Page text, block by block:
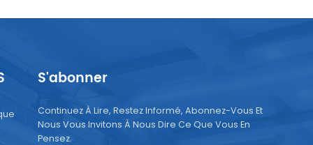
S'abonner
Continuez À Lire, Restez Informé, Abonnez-Vous Et
Nous Vous Invitons À Nous Dire Ce Que Vous En
Pensez.